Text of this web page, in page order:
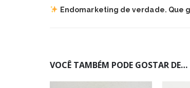
Endomarketing de verdade. Que
VOCÊ TAMBÉM PODE GOSTAR DE…